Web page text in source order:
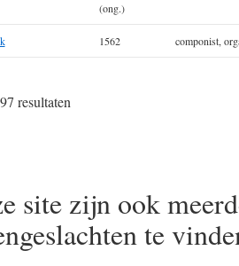
(ong.)
1562 componist,
resultaten
site zijn ook
te